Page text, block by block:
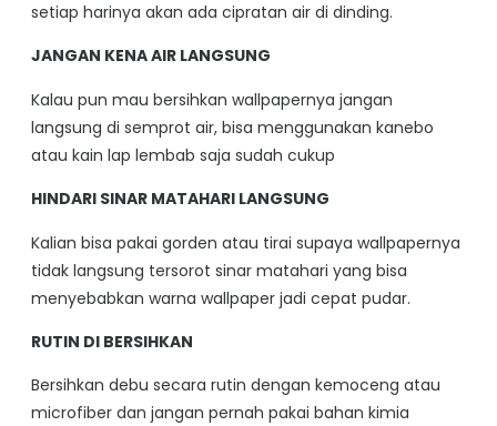
setiap harinya akan ada cipratan air di dinding.
JANGAN KENA AIR LANGSUNG
Kalau pun mau bersihkan wallpapernya jangan
langsung di semprot air, bisa menggunakan kanebo
atau kain lap lembab saja sudah cukup
HINDARI SINAR MATAHARI LANGSUNG
Kalian bisa pakai gorden atau tirai supaya wallpapernya
tidak langsung tersorot sinar matahari yang bisa
menyebabkan warna wallpaper jadi cepat pudar.
RUTIN DI BERSIHKAN
Bersihkan debu secara rutin dengan kemoceng atau
microfiber dan jangan pernah pakai bahan kimia